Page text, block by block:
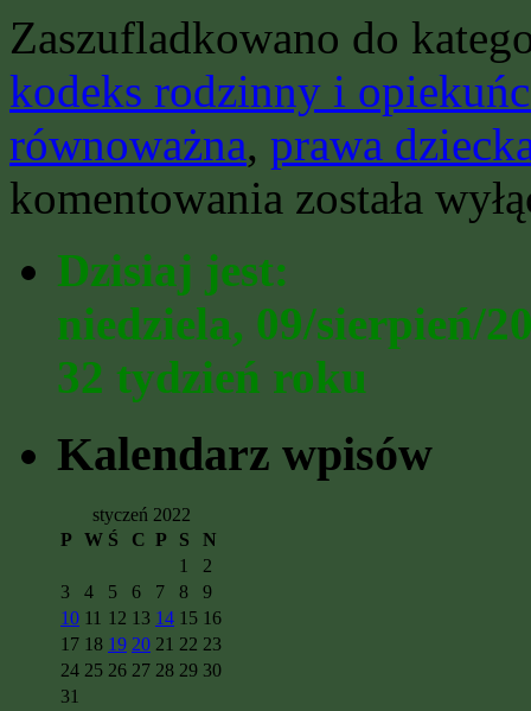
Zaszufladkowano do
kodeks rodzinny i
równoważna, prawa
komentowania
…
została
Dzisiaj jest:
niedziela, 09/sierpień/
32 tydzień roku
Kalendarz wpisów
styczeń 2022
P W Ś C P S
N
1
2
3
4 5 6 7 8
9
10 11 12 13 14 15 16
17 18 19 20 21 22 23
24 25 26 27 28 29 30
31